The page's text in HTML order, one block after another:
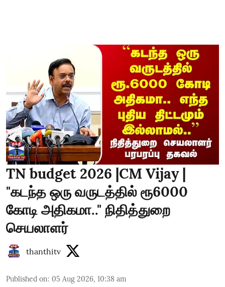
TN budget 2026 |CM Vijay |
"கடந்த ஒரு வருடத்தில் ரூ6000
கோடி அதிகமா.." நிதித்துறை
செயலாளர்
thanthitv
Published on: 05 Aug 2026, 10:38 am